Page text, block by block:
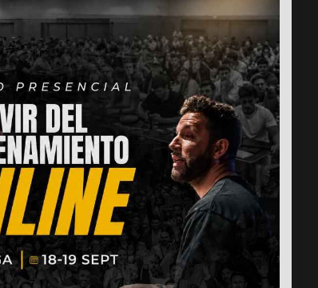
es totalmente respetable.
en España puede variar mucho
la experiencia, el nivel de
sobre los 1500 euros al mes.